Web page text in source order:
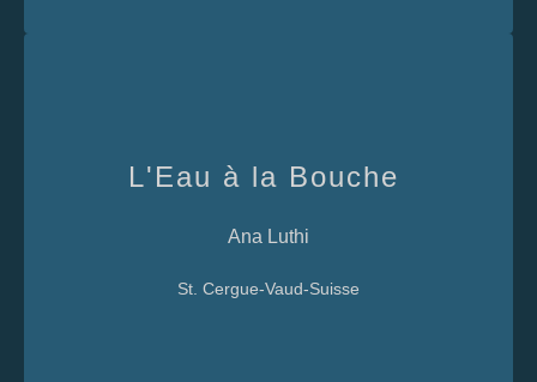
L'Eau à la Bouche
Ana Luthi
St. Cergue-Vaud-Suisse